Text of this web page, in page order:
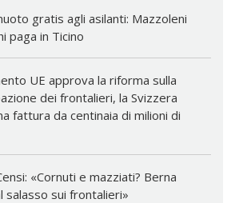
gratis agli asilanti: Mazzoleni
paga in Ticino
UE approva la riforma sulla
dei frontalieri, la Svizzera
fattura da centinaia di milioni di
«Cornuti e mazziati? Berna
salasso sui frontalieri»